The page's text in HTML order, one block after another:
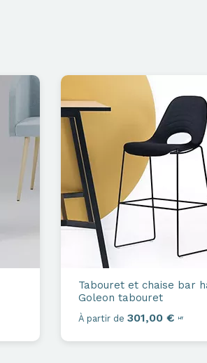
Tabouret et chaise bar
Goleon tabouret
À partir de 301,00 € HT